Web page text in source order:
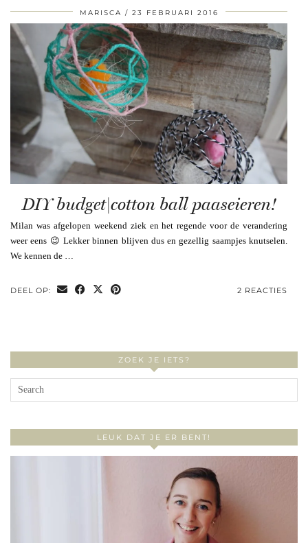
MARISCA 23 FEBRUARI 2016
DIY budget|cotton ball paaseieren!
Milan was afgelopen weekend ziek en het regende voor de verandering
weer eens 😉 Lekker binnen blijven dus en gezellig saampjes knutselen.
We kennen de …
DEEL OP: 2 REACTIES
ZOEK JE IETS?
LEUK DAT JE ER BENT!